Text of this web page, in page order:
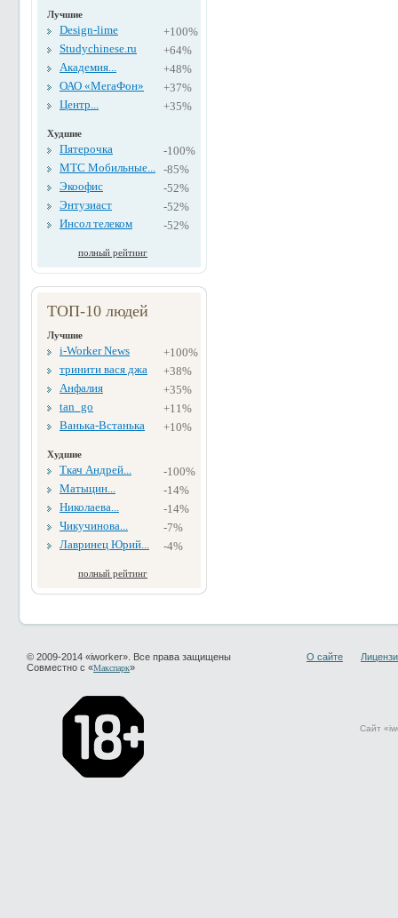
Лучшие
Design-lime
+100%
Studychinese.ru
+64%
Академия...
+48%
ОАО «МегаФон»
+37%
Центр...
+35%
Худшие
Пятерочка
-100%
МТС Мобильные... -85%
Экоофис
-52%
Энтузиаст
-52%
Инсол телеком
-52%
полный рейтинг
ТОП-10 людей
Лучшие
i-Worker News
+100%
тринити вася джа
+38%
Анфалия
+35%
tan_go
+11%
Ванька-Встанька
+10%
Худшие
Ткач Андрей...
-100%
Матыцин...
-14%
Николаева...
-14%
Чикучинова...
-7%
Лавринец Юрий...
-4%
полный рейтинг
© 2009-2014 «iworker». Все права защищены
Совместно с «Макспарк»
О сайте
Сайт